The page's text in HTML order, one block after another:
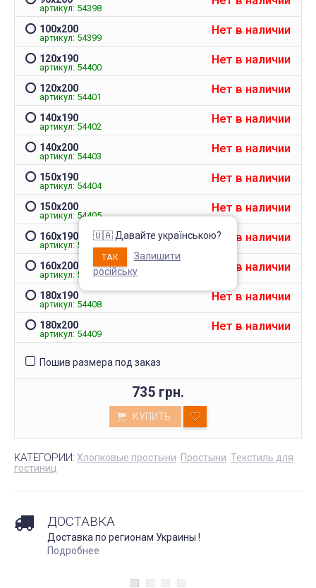
Розмір 180 на 200, має
висоту лише 20 см матрас:
підійде цей варіант? Чи не
створює цей матеріал
шурхотіння при
користуванні??! Він як чохол
чи односторонній? Дякую
за відповідь
4 апреля 2026 09:11
Чохол пдійшов
еластична яка гарно
ставлю четвірку,
обіцяли відправити
дні а відправили через
днів та не попередили
6 марта
артикул: 54398
100х200
артикул: 54399
Нет в наличии
120х190
артикул: 54400
Нет в наличии
120х200
артикул: 54401
Нет в наличии
140х190
артикул: 54402
Нет в наличии
140х200
артикул: 54403
Нет в наличии
150х190
артикул: 54404
Нет в наличии
150х200
артикул: 54405
Нет в наличии
160х190
артикул: 54406
Нет в наличии
160х200
артикул: 54407
Нет в наличии
180х190
артикул: 54408
Нет в наличии
180х200
артикул: 54409
Нет в наличии
Пошив размера под заказ
735 грн.
КУПИТЬ
КАТЕГОРИИ: Хлопковые простыни Простыни Текстиль для
гостиниц
ДОСТАВКА
Доставка по регионам Украины !
Подробнее
🇺🇦 Давайте українською?
ТАК
Залишити
російську